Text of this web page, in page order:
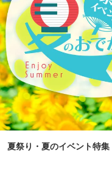
夏祭り・夏のイベント特集